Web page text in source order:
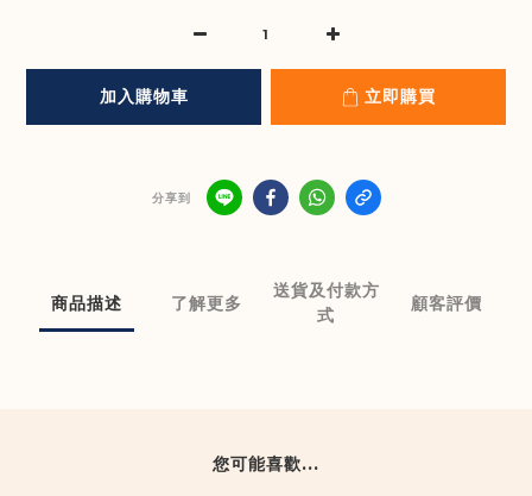
加入購物車 立即購買
分享到
商品描述 了解更多
送貨及付款方
式
顧客評價
您可能喜歡...